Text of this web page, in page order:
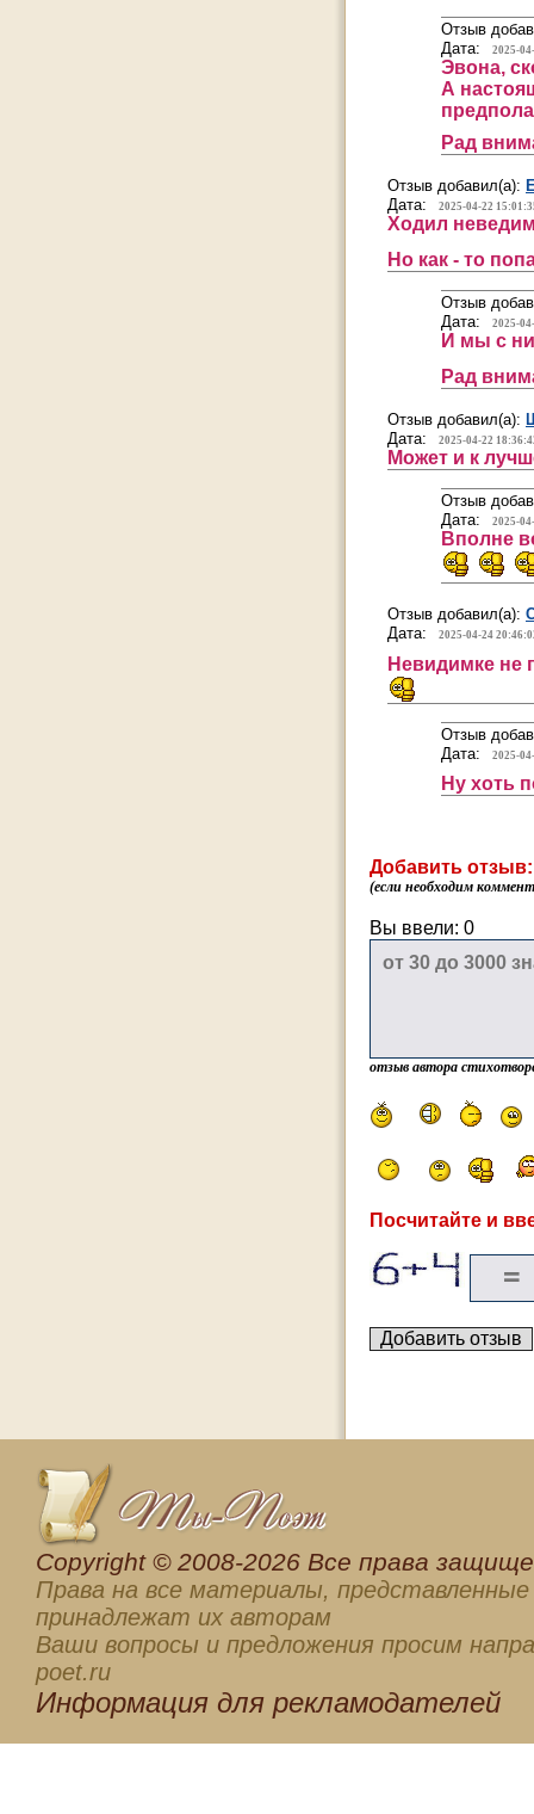
Отзыв
Дата:
2025-
Эвона,
А
Рад
Отзыв добавил(а):
Дата:
2025-04-22
Ходил
Но как - то
Отзыв
Дата:
2025-
И мы с
Рад
Отзыв добавил(а):
Дата:
2025-04-22
Может и к
Отзыв
Дата:
2025-
Вполне
Отзыв добавил(а):
Дата:
2025-04-24
Невидимке не
Отзыв
Дата:
2025-
Ну хоть
Добавить отзыв:
(если необходим
Вы ввели: 0
отзыв автора
Посчитайте и
Сopyright © 2008-2026 Все права
Права на все материалы, представленные
принадлежат их авторам
Ваши вопросы и предложения просим
poet.ru
Информация для рекламодателей